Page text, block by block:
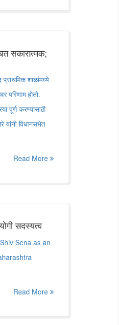
सकारात्मक;
शाळांमध्ये
परिणाम होतो.
पूर्ण करण्यासाठी
यांनी विधानसभेत
Read More
सदस्यत्व
Sena as an
Read More